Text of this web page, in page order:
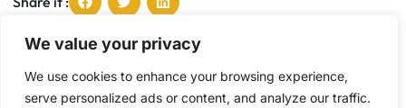
We value your privacy
We use cookies to enhance your browsing experience,
serve personalized ads or content, and analyze our traffic.
Tang, Ying
Je suis Tang, passionné par le partage des
dernières tendances et des insights dans l'industrie